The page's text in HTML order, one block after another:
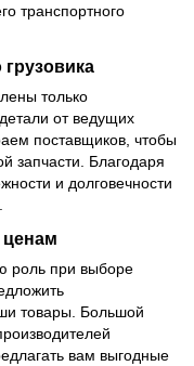
транспортного
только
от ведущих
поставщиков, чтобы
запчасти. Благодаря
и долговечности
роль при выборе
товары. Большой
вам выгодные